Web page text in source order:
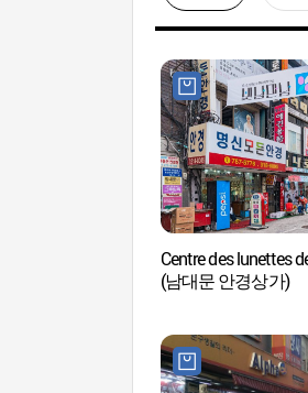
Centre des lunettes
(남대문 안경상가)